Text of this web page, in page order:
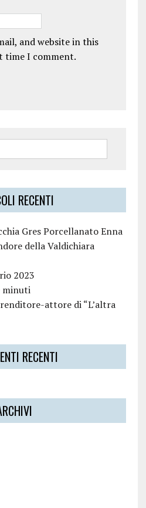
and website in this
time I comment.
RECENTI
Gres Porcellanato Enna
della Valdichiara
2023
minuti
attore di “L’altra
RECENTI